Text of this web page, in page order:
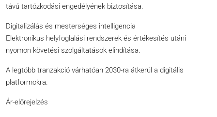
távú tartózkodási engedélyének biztosítása.
Digitalizálás és mesterséges intelligencia
Elektronikus helyfoglalási rendszerek és értékesítés utáni
nyomon követési szolgáltatások elindítása.
A legtöbb tranzakció várhatóan 2030-ra átkerül a digitális
platformokra.
Ár-előrejelzés